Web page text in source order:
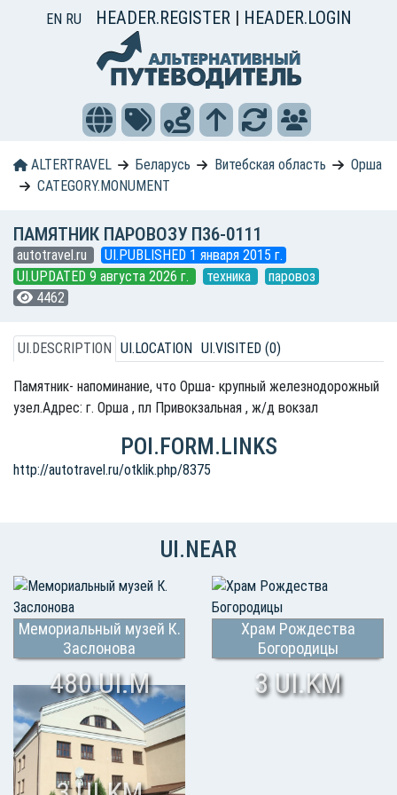
EN RU HEADER.REGISTER | HEADER.LOGIN
ALTERTRAVEL Беларусь Витебская область
Орша
CATEGORY.MONUMENT
ПАМЯТНИК ПАРОВОЗУ П36-0111
autotravel.ru
UI.PUBLISHED 1 января 2015 г.
UI.UPDATED 9 августа 2026 г.
техника
паровоз
4462
UI.DESCRIPTION UI.LOCATION UI.VISITED (0)
Памятник- напоминание, что Орша- крупный железнодорожный
узел.Адрес: г. Орша , пл Привокзальная , ж/д вокзал
POI.FORM.LINKS
http://autotravel.ru/otklik.php/8375
UI.NEAR
Мемориальный музей К.
Заслонова
480 UI.M
Храм Рождества
Богородицы
3 UI.KM